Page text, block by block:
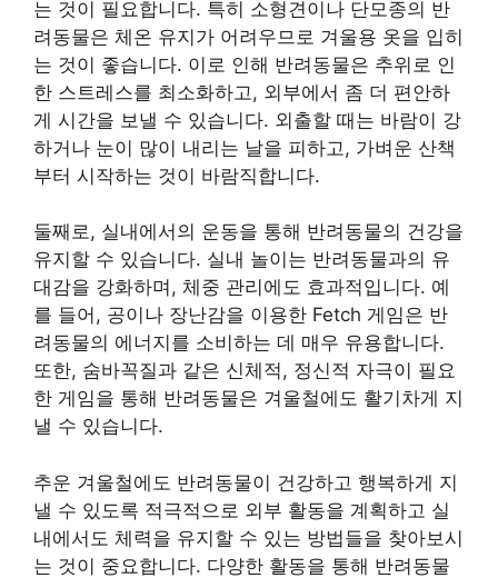
는 것이 필요합니다. 특히 소형견이나 단모종의 반
려동물은 체온 유지가 어려우므로 겨울용 옷을 입히
는 것이 좋습니다. 이로 인해 반려동물은 추위로 인
한 스트레스를 최소화하고, 외부에서 좀 더 편안하
게 시간을 보낼 수 있습니다. 외출할 때는 바람이 강
하거나 눈이 많이 내리는 날을 피하고, 가벼운 산책
부터 시작하는 것이 바람직합니다.
둘째로, 실내에서의 운동을 통해 반려동물의 건강을
유지할 수 있습니다. 실내 놀이는 반려동물과의 유
대감을 강화하며, 체중 관리에도 효과적입니다. 예
를 들어, 공이나 장난감을 이용한 Fetch 게임은 반
려동물의 에너지를 소비하는 데 매우 유용합니다.
또한, 숨바꼭질과 같은 신체적, 정신적 자극이 필요
한 게임을 통해 반려동물은 겨울철에도 활기차게 지
낼 수 있습니다.
추운 겨울철에도 반려동물이 건강하고 행복하게 지
낼 수 있도록 적극적으로 외부 활동을 계획하고 실
내에서도 체력을 유지할 수 있는 방법들을 찾아보시
는 것이 중요합니다. 다양한 활동을 통해 반려동물